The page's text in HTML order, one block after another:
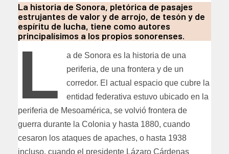
La historia de Sonora, pletórica de pasajes
estrujantes de valor y de arrojo, de tesón y de
espíritu de lucha, tiene como autores
principalísimos a los propios sonorenses.
L
a de Sonora es la historia de una
periferia, de una frontera y de un
corredor. El actual espacio que cubre la
entidad federativa estuvo ubicado en la
periferia de Mesoamérica, se volvió frontera de
guerra durante la Colonia y hasta 1880, cuando
cesaron los ataques de apaches, o hasta 1938
incluso, cuando el presidente Lázaro Cárdenas